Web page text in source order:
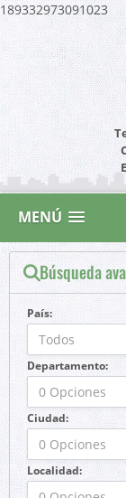
189332973091023
MENÚ
Búsqueda
País:
Todos
Departamento:
0 Opciones
Ciudad:
0 Opciones
Localidad: